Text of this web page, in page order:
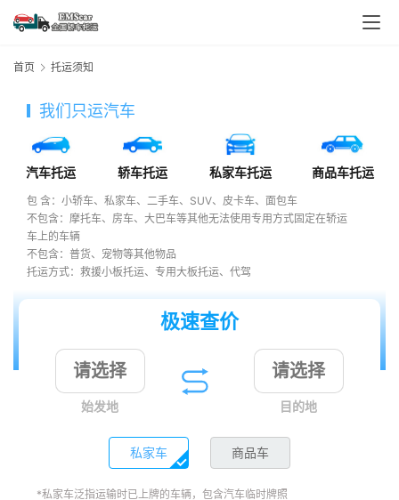
首页 托运须知
我们只运汽车
汽车托运 轿车托运 私家车托运 商品车托运
包 含：小轿车、私家车、二手车、SUV、皮卡车、面包车
不包含：摩托车、房车、大巴车等其他无法使用专用方式固定在轿运
车上的车辆
不包含：普货、宠物等其他物品
托运方式：救援小板托运、专用大板托运、代驾
极速查价
始发地 目的地
私家车 商品车
*私家车泛指运输时已上牌的车辆，包含汽车临时牌照